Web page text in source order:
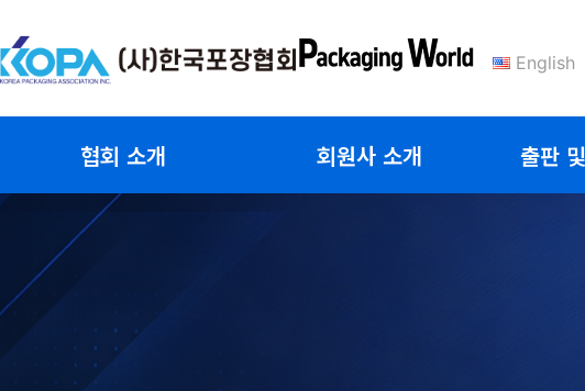
텐
츠
English
협회 소개 회원사 소개 출판